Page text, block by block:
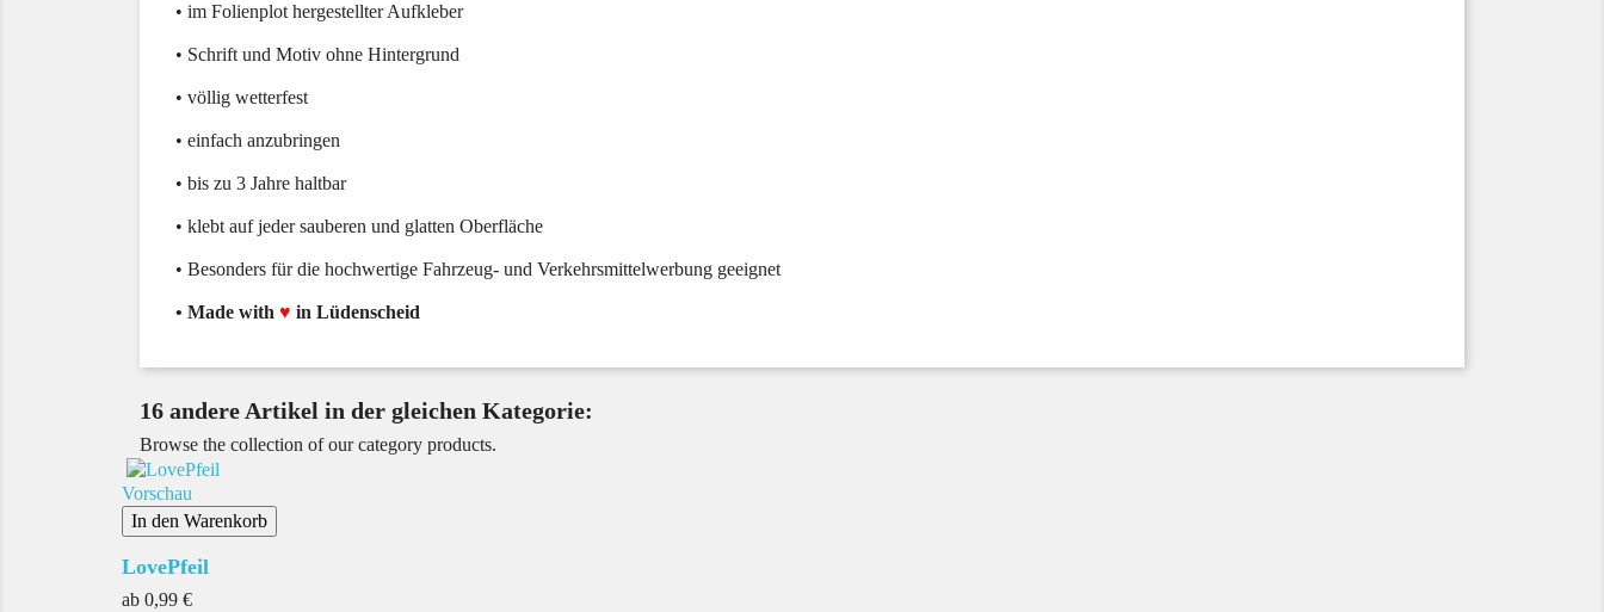
• im Folienplot hergestellter Aufkleber
• Schrift und Motiv ohne Hintergrund
• völlig wetterfest
• einfach anzubringen
• bis zu 3 Jahre haltbar
• klebt auf jeder sauberen und glatten Oberfläche
• Besonders für die hochwertige Fahrzeug- und Verkehrsmittelwerbung geeignet
• Made with ♥ in Lüdenscheid
16 andere Artikel in der gleichen Kategorie:
Browse the collection of our category products.
Vorschau
In den Warenkorb
LovePfeil
ab Preis
0,99 €